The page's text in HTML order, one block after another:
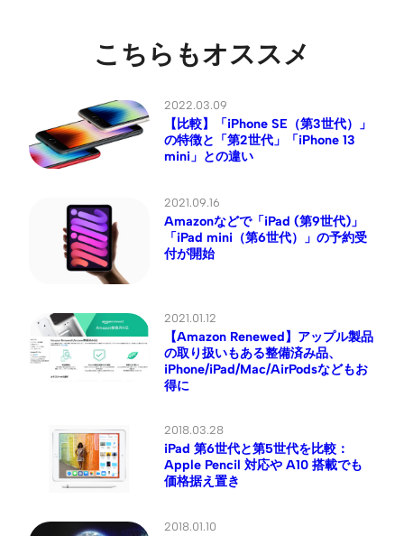
こちらもオススメ
2022.03.09
【比較】「iPhone SE（第3世代）」
の特徴と「第2世代」「iPhone 13
mini」との違い
2021.09.16
Amazonなどで「iPad (第9世代)」
「iPad mini（第6世代）」の予約受
付が開始
2021.01.12
【Amazon Renewed】アップル製品
の取り扱いもある整備済み品、
iPhone/iPad/Mac/AirPodsなどもお
得に
2018.03.28
iPad 第6世代と第5世代を比較：
Apple Pencil 対応や A10 搭載でも
価格据え置き
2018.01.10